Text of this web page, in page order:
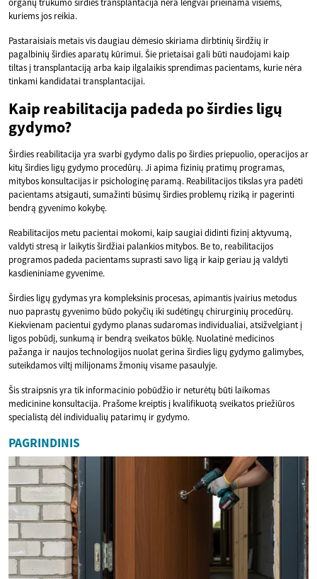
organų trūkumo širdies transplantacija nėra lengvai prieinama visiems,
kuriems jos reikia.
Pastaraisiais metais vis daugiau dėmesio skiriama dirbtinių širdžių ir
pagalbinių širdies aparatų kūrimui. Šie prietaisai gali būti naudojami kaip
tiltas į transplantaciją arba kaip ilgalaikis sprendimas pacientams, kurie nėra
tinkami kandidatai transplantacijai.
Kaip reabilitacija padeda po širdies ligų
gydymo?
Širdies reabilitacija yra svarbi gydymo dalis po širdies priepuolio, operacijos ar
kitų širdies ligų gydymo procedūrų. Ji apima fizinių pratimų programas,
mitybos konsultacijas ir psichologinę paramą. Reabilitacijos tikslas yra padėti
pacientams atsigauti, sumažinti būsimų širdies problemų riziką ir pagerinti
bendrą gyvenimo kokybę.
Reabilitacijos metu pacientai mokomi, kaip saugiai didinti fizinį aktyvumą,
valdyti stresą ir laikytis širdžiai palankios mitybos. Be to, reabilitacijos
programos padeda pacientams suprasti savo ligą ir kaip geriau ją valdyti
kasdieniniame gyvenime.
Širdies ligų gydymas yra kompleksinis procesas, apimantis įvairius metodus
nuo paprastų gyvenimo būdo pokyčių iki sudėtingų chirurginių procedūrų.
Kiekvienam pacientui gydymo planas sudaromas individualiai, atsižvelgiant į
ligos pobūdį, sunkumą ir bendrą sveikatos būklę. Nuolatinė medicinos
pažanga ir naujos technologijos nuolat gerina širdies ligų gydymo galimybes,
suteikdamos viltį milijonams žmonių visame pasaulyje.
Šis straipsnis yra tik informacinio pobūdžio ir neturėtų būti laikomas
medicinine konsultacija. Prašome kreiptis į kvalifikuotą sveikatos priežiūros
specialistą dėl individualių patarimų ir gydymo.
PAGRINDINIS